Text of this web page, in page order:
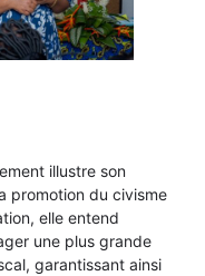
illustre son
promotion du civisme
elle entend
une plus grande
garantissant ainsi